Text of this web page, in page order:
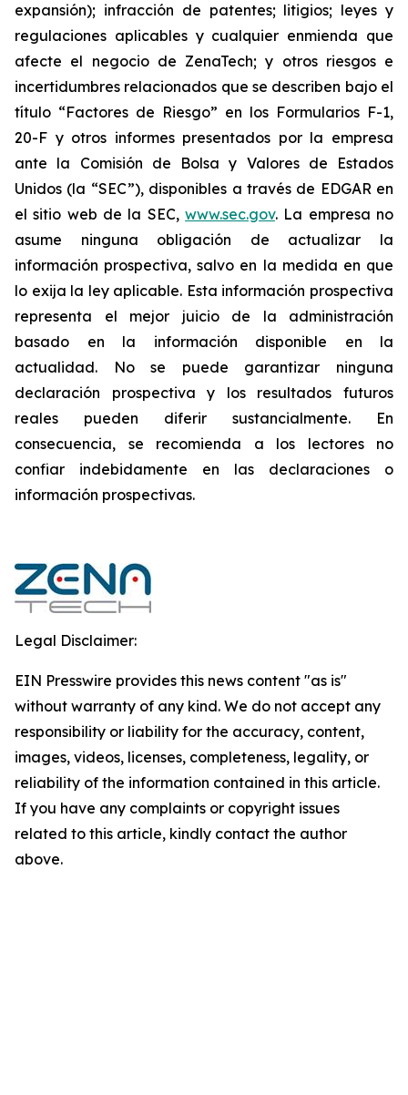
expansión); infracción de patentes; litigios; leyes y
regulaciones aplicables y cualquier enmienda que
afecte el negocio de ZenaTech; y otros riesgos e
incertidumbres relacionados que se describen bajo el
título “Factores de Riesgo” en los Formularios F-1,
20-F y otros informes presentados por la empresa
ante la Comisión de Bolsa y Valores de Estados
Unidos (la “SEC”), disponibles a través de EDGAR en
el sitio web de la SEC, www.sec.gov. La empresa no
asume ninguna obligación de actualizar la
información prospectiva, salvo en la medida en que
lo exija la ley aplicable. Esta información prospectiva
representa el mejor juicio de la administración
basado en la información disponible en la
actualidad. No se puede garantizar ninguna
declaración prospectiva y los resultados futuros
reales pueden diferir sustancialmente. ‎‎‎En
consecuencia, se recomienda a los lectores‎ no
confiar indebidamente en las declaraciones o
información prospectivas.‎
Legal Disclaimer:
EIN Presswire provides this news content "as is"
without warranty of any kind. We do not accept any
responsibility or liability for the accuracy, content,
images, videos, licenses, completeness, legality, or
reliability of the information contained in this article.
If you have any complaints or copyright issues
related to this article, kindly contact the author
above.